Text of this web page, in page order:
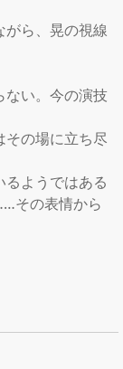
ない。今の演技
その場に立ち尽
ようではある
その表情から